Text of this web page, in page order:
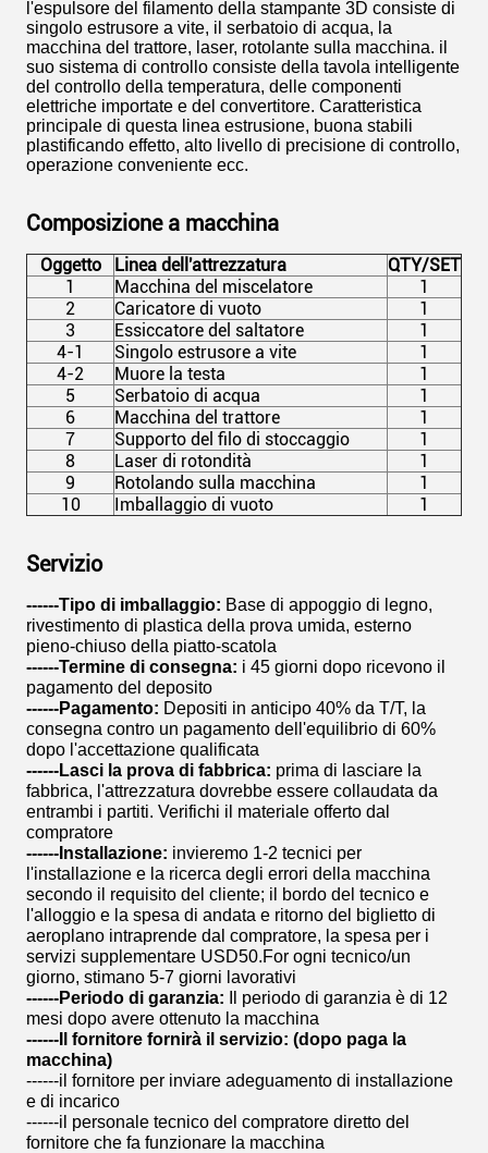
l'espulsore del filamento della stampante 3D consiste di
singolo estrusore a vite, il serbatoio di acqua, la
macchina del trattore, laser, rotolante sulla macchina. il
suo sistema di controllo consiste della tavola intelligente
del controllo della temperatura, delle componenti
elettriche importate e del convertitore. Caratteristica
principale di questa linea estrusione, buona stabili
plastificando effetto, alto livello di precisione di controllo,
operazione conveniente ecc.
Composizione a macchina
Oggetto Linea dell'attrezzatura
QTY/SET
1
Macchina del miscelatore
1
2
Caricatore di vuoto
1
3
Essiccatore del saltatore
1
4-1
Singolo estrusore a vite
1
4-2
Muore la testa
1
5
Serbatoio di acqua
1
6
Macchina del trattore
1
7
Supporto del filo di stoccaggio
1
8
Laser di rotondità
1
9
Rotolando sulla macchina
1
10
Imballaggio di vuoto 1
Servizio
------Tipo di imballaggio: Base di appoggio di legno,
rivestimento di plastica della prova umida, esterno
pieno-chiuso della piatto-scatola
------Termine di consegna: i 45 giorni dopo ricevono il
pagamento del deposito
------Pagamento: Depositi in anticipo 40% da T/T, la
consegna contro un pagamento dell'equilibrio di 60%
dopo l'accettazione qualificata
------Lasci la prova di fabbrica: prima di lasciare la
fabbrica, l'attrezzatura dovrebbe essere collaudata da
entrambi i partiti. Verifichi il materiale offerto dal
compratore
------Installazione: invieremo 1-2 tecnici per
l'installazione e la ricerca degli errori della macchina
secondo il requisito del cliente; il bordo del tecnico e
l'alloggio e la spesa di andata e ritorno del biglietto di
aeroplano intraprende dal compratore, la spesa per i
servizi supplementare USD50.For ogni tecnico/un
giorno, stimano 5-7 giorni lavorativi
------Periodo di garanzia: Il periodo di garanzia è di 12
mesi dopo avere ottenuto la macchina
------Il fornitore fornirà il servizio: (dopo paga la
macchina)
------il fornitore per inviare adeguamento di installazione
e di incarico
------il personale tecnico del compratore diretto del
fornitore che fa funzionare la macchina